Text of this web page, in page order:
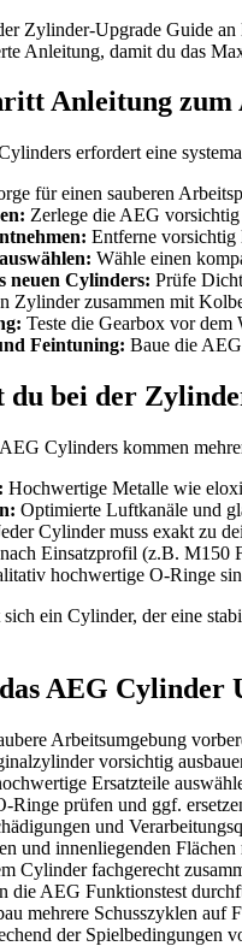
Zylinder-Upgrade Guide
Anleitung, damit du das
Anleitung zum
erfordert eine
für einen sauberen
Zerlege die AEG
Entferne vorsichtig
Wähle einen
neuen Cylinders: Prüfe
Zylinder zusammen mit
Teste die Gearbox vor dem
Feintuning: Baue die
du bei der
Cylinders kommen
Hochwertige Metalle wie
Optimierte Luftkanäle und
Cylinder muss exakt zu
Einsatzprofil (z.B. M150
hochwertige O-Ringe
ein Cylinder, der eine
AEG Cylinder
Arbeitsumgebung
vorsichtig
Ersatzteile
Ringe prüfen und ggf.
und
und innenliegenden Flächen
Cylinder fachgerecht
die AEG Funktionstest
mehrere Schusszyklen auf
der Spielbedingungen